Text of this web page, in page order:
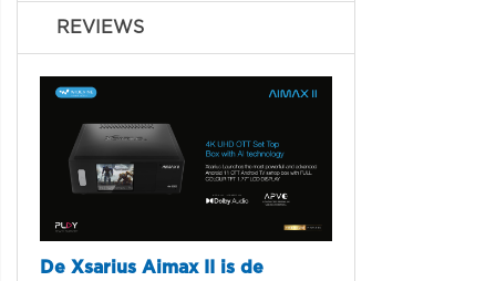
REVIEWS
De Xsarius Aimax II is de